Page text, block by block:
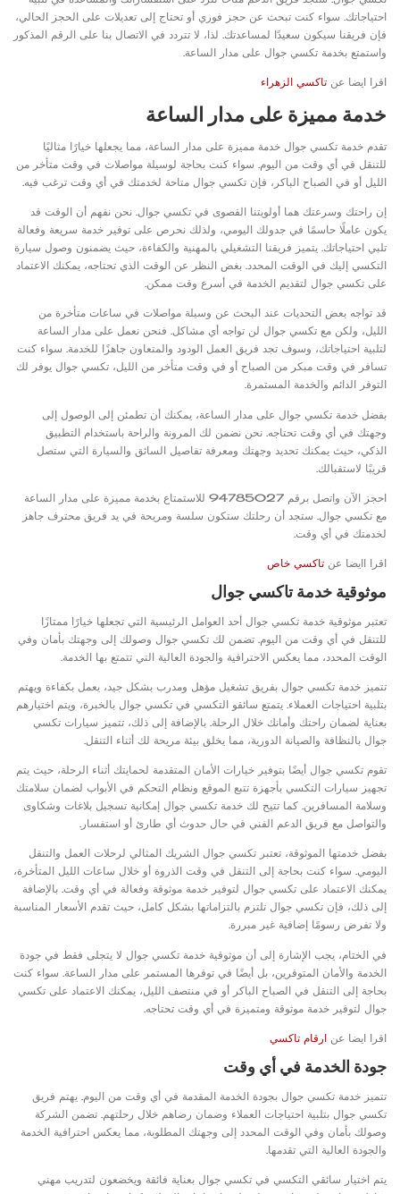
احتياجاتك. سواء كنت تبحث عن حجز فوري أو تحتاج إلى تعديلات على الحجز الحالي،
فإن فريقنا سيكون سعيدًا لمساعدتك. لذا، لا تتردد في الاتصال بنا على الرقم المذكور
واستمتع بخدمة تكسي جوال على مدار الساعة.
اقرا ايضا عن تاكسي الزهراء
خدمة مميزة على مدار الساعة
تقدم خدمة تكسي جوال خدمة مميزة على مدار الساعة، مما يجعلها خيارًا مثاليًا
للتنقل في أي وقت من اليوم. سواء كنت بحاجة لوسيلة مواصلات في وقت متأخر من
الليل أو في الصباح الباكر، فإن تكسي جوال متاحة لخدمتك في أي وقت ترغب فيه.
إن راحتك وسرعتك هما أولويتنا القصوى في تكسي جوال. نحن نفهم أن الوقت قد
يكون عاملًا حاسمًا في جدولك اليومي، ولذلك نحرص على توفير خدمة سريعة وفعالة
تلبي احتياجاتك. يتميز فريقنا التشغيلي بالمهنية والكفاءة، حيث يضمنون وصول سيارة
التكسي إليك في الوقت المحدد. بغض النظر عن الوقت الذي تحتاجه، يمكنك الاعتماد
على تكسي جوال لتقديم الخدمة في أسرع وقت ممكن.
قد تواجه بعض التحديات عند البحث عن وسيلة مواصلات في ساعات متأخرة من
الليل، ولكن مع تكسي جوال لن تواجه أي مشاكل. فنحن نعمل على مدار الساعة
لتلبية احتياجاتك، وسوف تجد فريق العمل الودود والمتعاون جاهزًا للخدمة. سواء كنت
تسافر في وقت مبكر من الصباح أو في وقت متأخر من الليل، تكسي جوال يوفر لك
التوفر الدائم والخدمة المستمرة.
بفضل خدمة تكسي جوال على مدار الساعة، يمكنك أن تطمئن إلى الوصول إلى
وجهتك في أي وقت تحتاجه. نحن نضمن لك المرونة والراحة باستخدام التطبيق
الذكي، حيث يمكنك تحديد وجهتك ومعرفة تفاصيل السائق والسيارة التي ستصل
قريبًا لاستقبالك.
احجز الآن واتصل برقم 94785027 للاستمتاع بخدمة مميزة على مدار الساعة
مع تكسي جوال. ستجد أن رحلتك ستكون سلسة ومريحة في يد فريق محترف جاهز
لخدمتك في أي وقت.
اقرا اايضا عن تاكسي خاص
موثوقية خدمة تاكسي جوال
تعتبر موثوقية خدمة تكسي جوال أحد العوامل الرئيسية التي تجعلها خيارًا ممتازًا
للتنقل في أي وقت من اليوم. تضمن لك تكسي جوال وصولك إلى وجهتك بأمان وفي
الوقت المحدد، مما يعكس الاحترافية والجودة العالية التي تتمتع بها الخدمة.
تتميز خدمة تكسي جوال بفريق تشغيل مؤهل ومدرب بشكل جيد، يعمل بكفاءة ويهتم
بتلبية احتياجات العملاء. يتمتع سائقو التكسي في تكسي جوال بالخبرة، ويتم اختيارهم
بعناية لضمان راحتك وأمانك خلال الرحلة. بالإضافة إلى ذلك، تتميز سيارات تكسي
جوال بالنظافة والصيانة الدورية، مما يخلق بيئة مريحة لك أثناء التنقل.
تقوم تكسي جوال أيضًا بتوفير خيارات الأمان المتقدمة لحمايتك أثناء الرحلة، حيث يتم
تجهيز سيارات التكسي بأجهزة تتبع الموقع ونظام التحكم في الأبواب لضمان سلامتك
وسلامة المسافرين. كما تتيح لك خدمة تكسي جوال إمكانية تسجيل بلاغات وشكاوى
والتواصل مع فريق الدعم الفني في حال حدوث أي طارئ أو استفسار.
بفضل خدمتها الموثوقة، تعتبر تكسي جوال الشريك المثالي لرحلات العمل والتنقل
اليومي. سواء كنت بحاجة إلى التنقل في وقت الذروة أو خلال ساعات الليل المتأخرة،
يمكنك الاعتماد على تكسي جوال لتوفير خدمة موثوقة وفعالة في أي وقت. بالإضافة
إلى ذلك، فإن تكسي جوال تلتزم بالتزاماتها بشكل كامل، حيث تقدم الأسعار المناسبة
ولا تفرض رسومًا إضافية غير مبررة.
في الختام، يجب الإشارة إلى أن موثوقية خدمة تكسي جوال لا يتجلى فقط في جودة
الخدمة والأمان المتوفرين، بل أيضًا في توفرها المستمر على مدار الساعة. سواء كنت
بحاجة إلى التنقل في الصباح الباكر أو في منتصف الليل، يمكنك الاعتماد على تكسي
جوال لتوفير خدمة موثوقة ومتميزة في أي وقت تحتاجه.
اقرا ايضا عن ارقام تاكسي
جودة الخدمة في أي وقت
تتميز خدمة تكسي جوال بجودة الخدمة المقدمة في أي وقت من اليوم. يهتم فريق
تكسي جوال بتلبية احتياجات العملاء وضمان رضاهم خلال رحلتهم. تضمن الشركة
وصولك بأمان وفي الوقت المحدد إلى وجهتك المطلوبة، مما يعكس احترافية الخدمة
والجودة العالية التي تقدمها.
يتم اختيار سائقي التكسي في تكسي جوال بعناية فائقة ويخضعون لتدريب مهني